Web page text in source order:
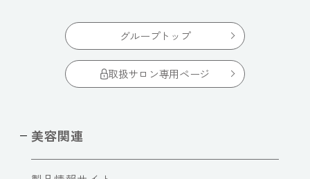
グループトップ
取扱サロン専用ページ
美容関連